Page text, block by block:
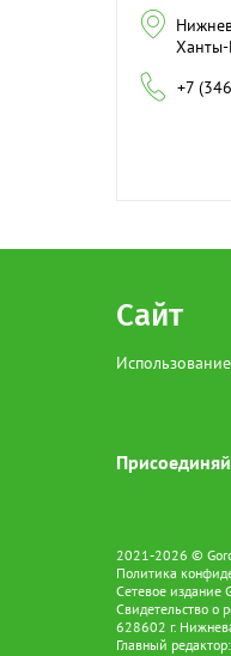
Ханты-
+7
Сайт
2021-2026 ©
Политика
Сетевое издание
Свидетельство о
628602 г.
Главный